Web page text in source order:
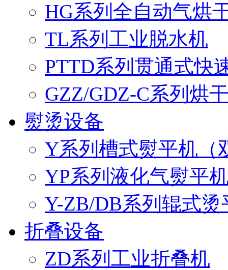
HG系列全自动气烘
TL系列工业脱水机
PTTD系列贯通式快
GZZ/GDZ-C系列烘
熨烫设备
Y系列槽式熨平机（
YP系列液化气熨平
Y-ZB/DB系列辊式烫
折叠设备
ZD系列工业折叠机